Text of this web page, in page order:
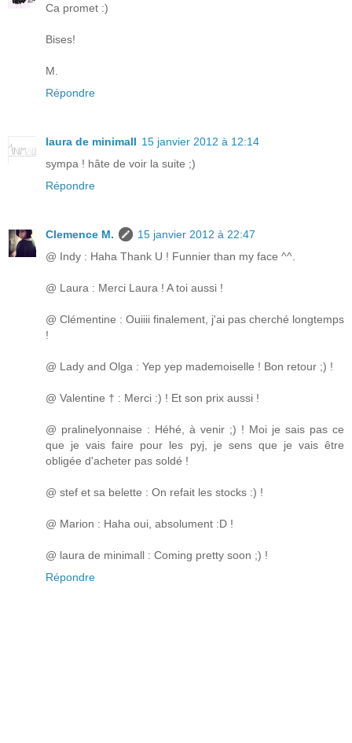
Ca promet :)
Bises!
M.
Répondre
laura de minimall 15 janvier 2012 à 12:14
sympa ! hâte de voir la suite ;)
Répondre
Clemence M.
15 janvier 2012 à 22:47
@ Indy : Haha Thank U ! Funnier than my face ^^.
@ Laura : Merci Laura ! A toi aussi !
@ Clémentine : Ouiiii finalement, j'ai pas cherché longtemps
!
@ Lady and Olga : Yep yep mademoiselle ! Bon retour ;) !
@ Valentine † : Merci :) ! Et son prix aussi !
@ pralinelyonnaise : Héhé, à venir ;) ! Moi je sais pas ce
que je vais faire pour les pyj, je sens que je vais être
obligée d'acheter pas soldé !
@ stef et sa belette : On refait les stocks :) !
@ Marion : Haha oui, absolument :D !
@ laura de minimall : Coming pretty soon ;) !
Répondre